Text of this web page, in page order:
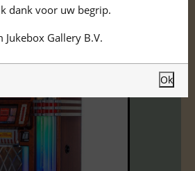
dank voor uw begrip.
Jukebox Gallery B.V.
Ok